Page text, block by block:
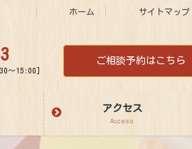
ホーム サイトマップ
～15:00]
ご相談予約はこちら
アクセス
Access